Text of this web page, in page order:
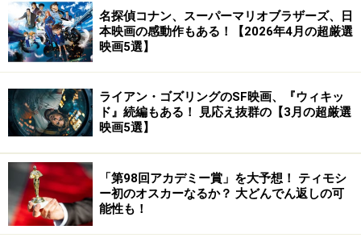
ど豪華俳優陣による壮大な呪術エンターテインメント映
画です。
4：『ミッシング』2024年5月17日公開
（C）2024「missing」Film Partners
幼女の失踪事件を軸に、見つからない娘を探し続ける母
親（石原さとみ）、妻と心がすれ違っていく夫（青木崇
名探偵コナン、スーパーマリオブラザーズ、日
本映画の感動作もある！【2026年4月の超厳選
映画5選】
ライアン・ゴズリングのSF映画、『ウィキッ
ド』続編もある！ 見応え抜群の【3月の超厳選
映画5選】
「第98回アカデミー賞」を大予想！ ティモシ
ー初のオスカーなるか？ 大どんでん返しの可
能性も！